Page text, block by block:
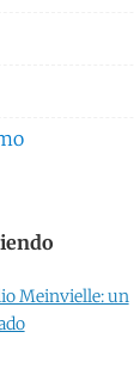
Meinvielle: un